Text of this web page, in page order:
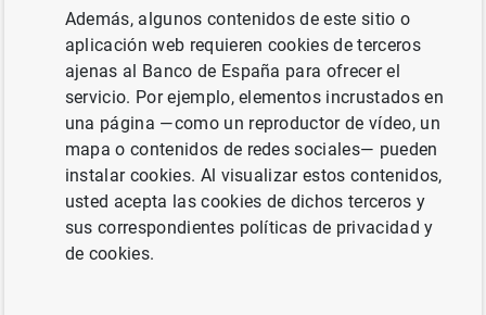
Autor: José Luis Escrivá y José Luis Malo de
Molina
TIPOS DE CAMBIO
MÉTODOS CUANTITATIVOS
UNIÓN ECONÓMICA Y MONETARIA
POLÍTICA MONETARIA
Además, algunos contenidos de este sitio o
aplicación web requieren cookies de terceros
ajenas al Banco de España para ofrecer el
servicio. Por ejemplo, elementos incrustados en
una página —como un reproductor de vídeo, un
mapa o contenidos de redes sociales— pueden
instalar cookies. Al visualizar estos contenidos,
usted acepta las cookies de dichos terceros y
sus correspondientes políticas de privacidad y
de cookies.